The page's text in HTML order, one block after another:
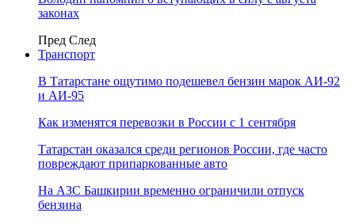
законах
Пред След
Транспорт
В Татарстане ощутимо подешевел бензин марок АИ-92
и АИ-95
Как изменятся перевозки в России с 1 сентября
Татарстан оказался среди регионов России, где часто
повреждают припаркованные авто
На АЗС Башкирии временно ограничили отпуск
бензина